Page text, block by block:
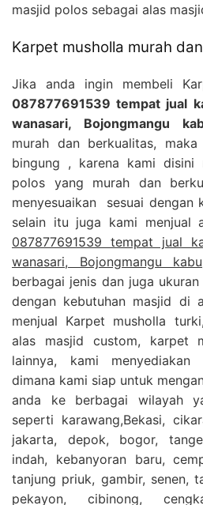
masjid polos sebagai alas
Karpet musholla murah
Jika anda ingin membeli
087877691539 tempat jual
wanasari, Bojongmangu
murah dan berkualitas,
bingung , karena kami disini
polos yang murah dan
menyesuaikan sesuai dengan
selain itu juga kami menjual
087877691539 tempat jual
wanasari, Bojongmangu
berbagai jenis dan juga
dengan kebutuhan masjid di
menjual Karpet musholla
alas masjid custom, karpet
lainnya, kami
dimana kami siap untuk
anda ke berbagai wilayah
seperti karawang,Bekasi,
jakarta, depok, bogor,
indah, kebanyoran baru,
tanjung priuk, gambir, senen,
pekayon, cibinong,